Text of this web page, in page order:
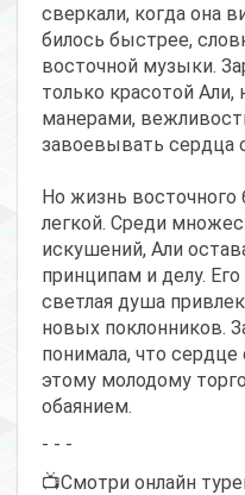
сверкали, когда она
билось быстрее,
восточной музыки.
только красотой
манерами,
завоевывать сердца
Но жизнь восточного
легкой. Среди
искушений, Али
принципам и делу.
светлая душа
новых поклонников.
понимала, что
этому молодому
обаянием.
- - -
📺Смотри онлайн